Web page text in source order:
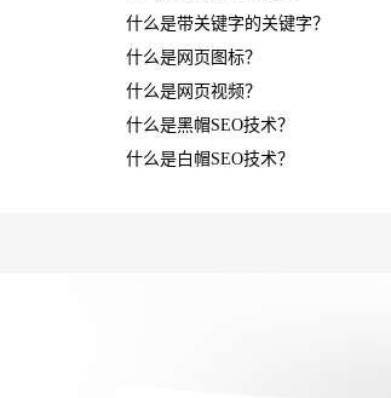
什么是带关键字的关键字？
什么是网页图标？
什么是网页视频？
什么是黑帽SEO技术？
什么是白帽SEO技术？